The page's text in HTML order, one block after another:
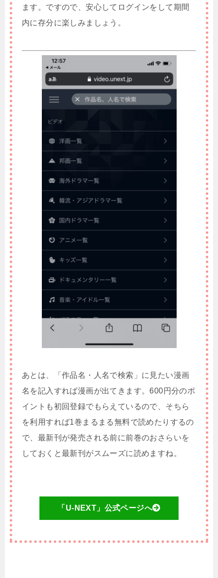
ます。ですので、安心してログインをして期間
内に存分に楽しみましょう。
あとは、「作品名・人名で検索」に見たい漫画
名を記入すれば漫画が出てきます。600円分のポ
イントも初回登録でもらえているので、そちら
を利用すれば1巻まるまる無料で読めたりするの
で、最新刊が発売される前に前巻のおさらいを
しておくと最新刊がスムーズに読めますね。
「U-NEXT」公式ページへ